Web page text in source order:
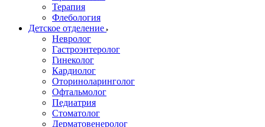
Терапия
Флебология
Детское отделение
Невролог
Гастроэнтеролог
Гинеколог
Кардиолог
Оториноларинголог
Офтальмолог
Педиатрия
Стоматолог
Дерматовенеролог